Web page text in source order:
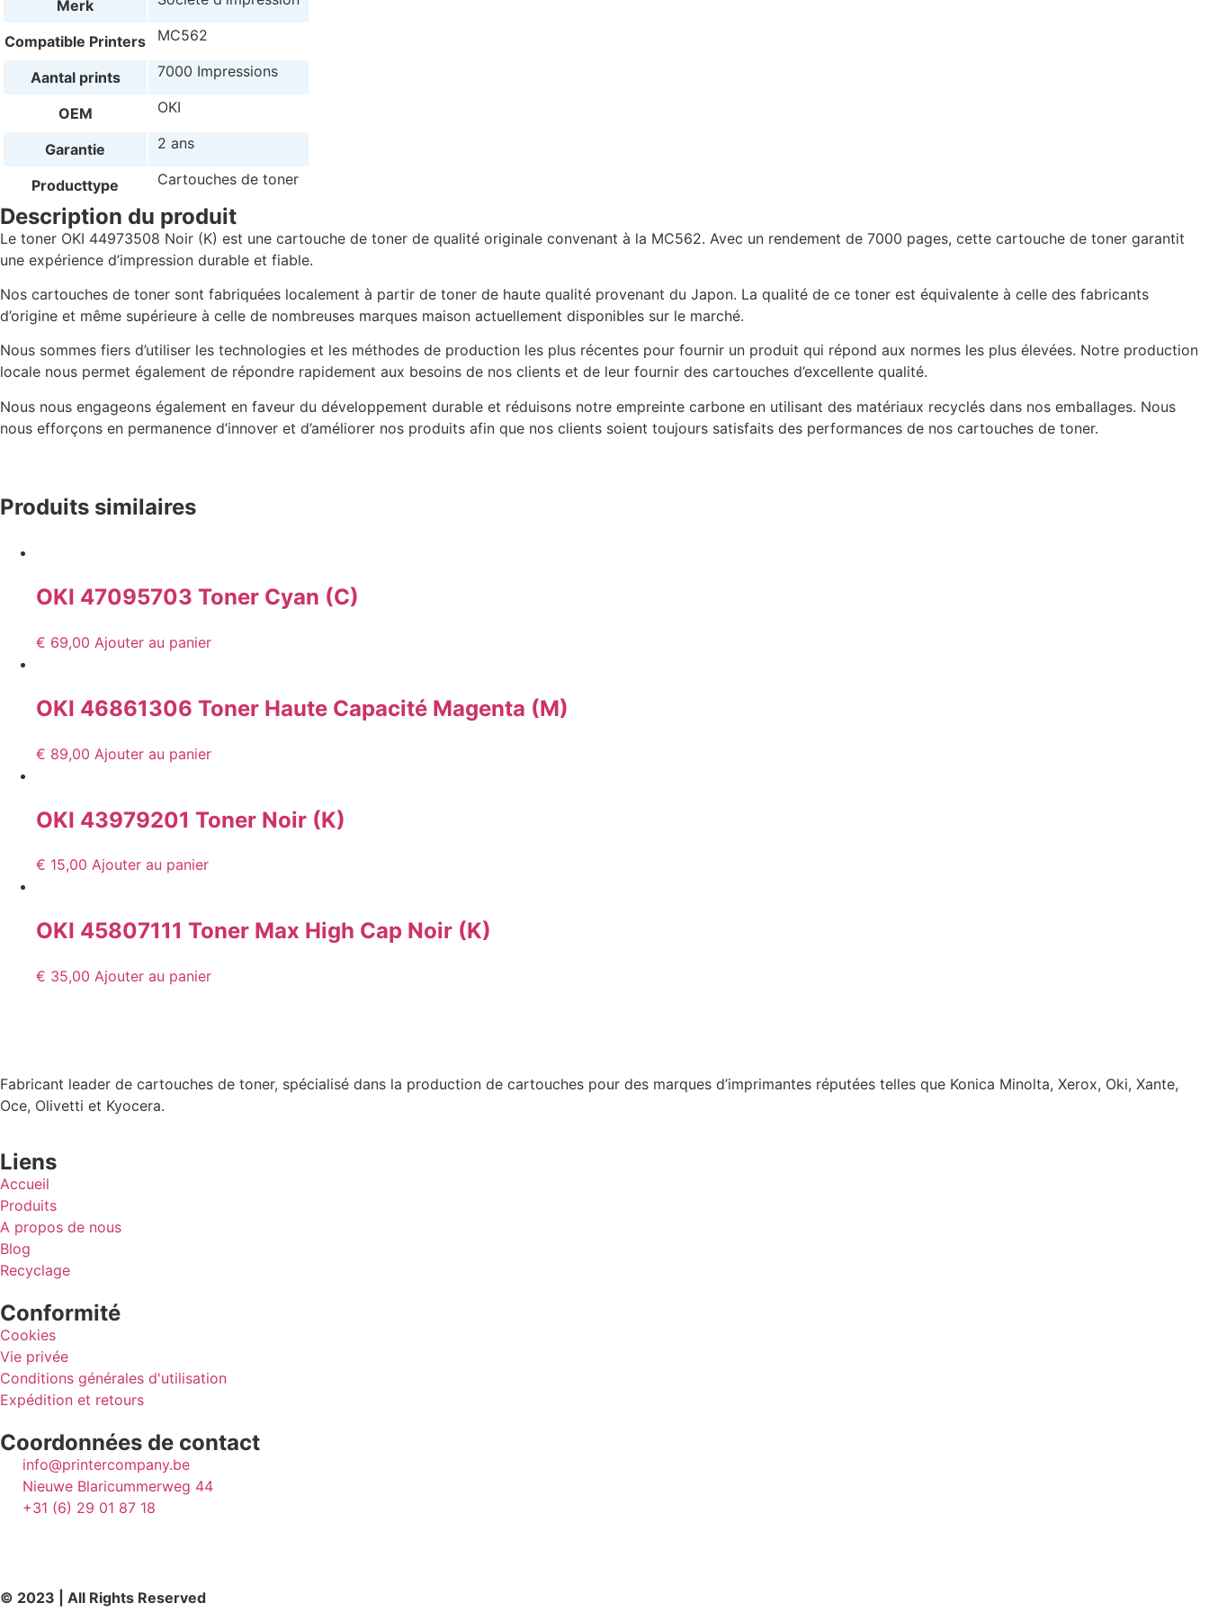
Merk
Compatible Printers MC562
Aantal prints 7000 Impressions
OEM OKI
Garantie 2 ans
Producttype Cartouches de toner
Description du produit
Le toner OKI 44973508 Noir (K) est une cartouche de toner de qualité originale convenant à la MC562. Avec un rendement de 7000 pages, cette cartouche de toner garantit
une expérience d’impression durable et fiable.
Nos cartouches de toner sont fabriquées localement à partir de toner de haute qualité provenant du Japon. La qualité de ce toner est équivalente à celle des fabricants
d’origine et même supérieure à celle de nombreuses marques maison actuellement disponibles sur le marché.
Nous sommes fiers d’utiliser les technologies et les méthodes de production les plus récentes pour fournir un produit qui répond aux normes les plus élevées. Notre production
locale nous permet également de répondre rapidement aux besoins de nos clients et de leur fournir des cartouches d’excellente qualité.
Nous nous engageons également en faveur du développement durable et réduisons notre empreinte carbone en utilisant des matériaux recyclés dans nos emballages. Nous
nous efforçons en permanence d’innover et d’améliorer nos produits afin que nos clients soient toujours satisfaits des performances de nos cartouches de toner.
Produits similaires
OKI 47095703 Toner Cyan (C)
€ 69,00 Ajouter au panier
OKI 46861306 Toner Haute Capacité Magenta (M)
€ 89,00 Ajouter au panier
OKI 43979201 Toner Noir (K)
€ 15,00 Ajouter au panier
OKI 45807111 Toner Max High Cap Noir (K)
€ 35,00 Ajouter au panier
Fabricant leader de cartouches de toner, spécialisé dans la production de cartouches pour des marques d’imprimantes réputées telles que Konica Minolta, Xerox, Oki, Xante,
Oce, Olivetti et Kyocera.
Liens
Accueil
Produits
A propos de nous
Blog
Recyclage
Conformité
Cookies
Vie privée
Conditions générales d'utilisation
Expédition et retours
Coordonnées de contact
info@printercompany.be
Nieuwe Blaricummerweg 44
+31 (6) 29 01 87 18
© 2023 | All Rights Reserved